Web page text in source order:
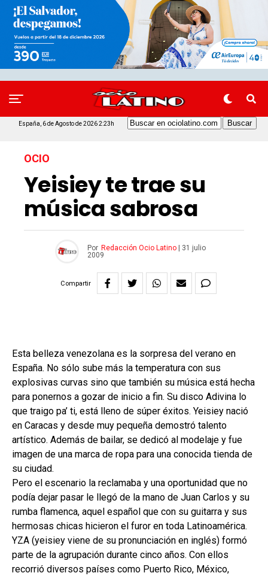
España, 6 de Agosto de 2026 2:23h
OCIO
Yeisiey te trae su
música sabrosa
Por Redacción Ocio Latino|
31 julio
2009
Compartir
Esta belleza venezolana es la sorpresa del verano en
España. No sólo sube más la temperatura con sus
explosivas curvas sino que también su música está hecha
para ponernos a gozar de inicio a fin. Su disco Adivina lo
que traigo pa’ ti, está lleno de súper éxitos. Yeisiey nació
en Caracas y desde muy pequeña demostró talento
artístico. Además de bailar, se dedicó al modelaje y fue
imagen de una marca de ropa para una conocida tienda de
su ciudad.
Pero el escenario la reclamaba y una oportunidad que no
podía dejar pasar le llegó de la mano de Juan Carlos y su
rumba flamenca, aquel español que con su guitarra y sus
hermosas chicas hicieron el furor en toda Latinoamérica.
YZA (yeisiey viene de su pronunciación en inglés) formó
parte de la agrupación durante cinco años. Con ellos
recorrió diversos países como Puerto Rico, México,